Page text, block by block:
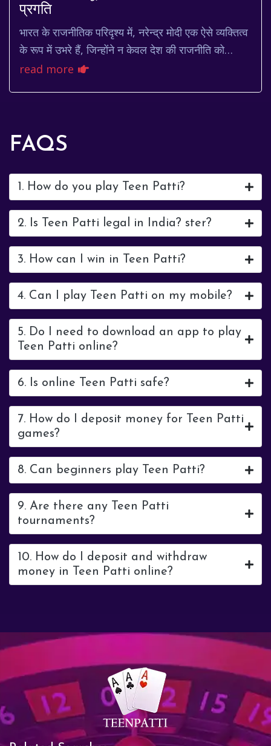
प्रगति
भारत के राजनीतिक परिदृश्य में, नरेन्द्र मोदी एक ऐसे व्यक्तित्व
के रूप में उभरे हैं, जिन्होंने न केवल देश की राजनीति को
आकार दिया है, बल्कि वैश्विक मंच...
read more
FAQS
1. How do you play Teen Patti?
2. Is Teen Patti legal in India? ster?
3. How can I win in Teen Patti?
4. Can I play Teen Patti on my mobile?
5. Do I need to download an app to play
Teen Patti online?
6. Is online Teen Patti safe?
7. How do I deposit money for Teen Patti
games?
8. Can beginners play Teen Patti?
9. Are there any Teen Patti
tournaments?
10. How do I deposit and withdraw
money in Teen Patti online?